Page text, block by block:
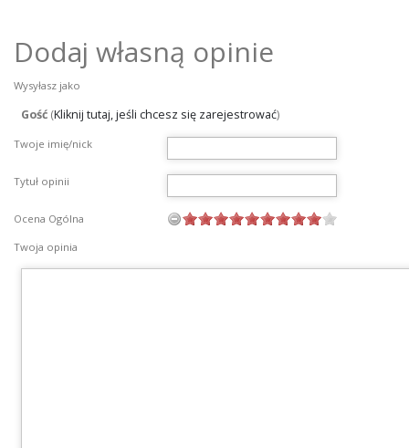
Dodaj własną opinie
Wysyłasz jako
Gość (Kliknij tutaj, jeśli chcesz się zarejestrować)
Twoje imię/nick
Tytuł opinii
Ocena Ogólna
Twoja opinia